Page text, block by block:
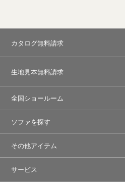
カタログ無料請求
生地見本無料請求
全国ショールーム
ソファを探す
その他アイテム
サービス